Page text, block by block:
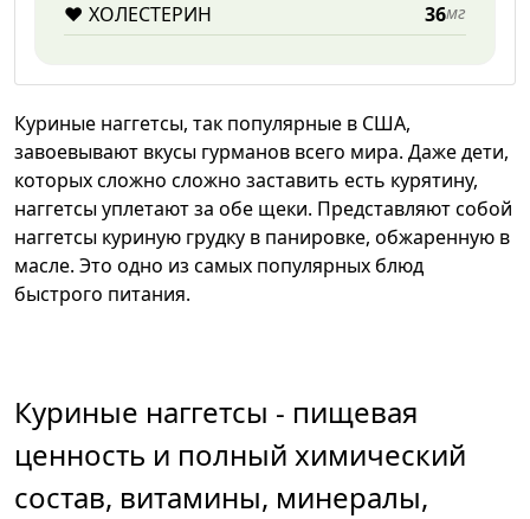
❤️ ХОЛЕСТЕРИН 36мг
Куриные наггетсы, так популярные в США,
завоевывают вкусы гурманов всего мира. Даже дети,
которых сложно сложно заставить есть курятину,
наггетсы уплетают за обе щеки. Представляют собой
наггетсы куриную грудку в панировке, обжаренную в
масле. Это одно из самых популярных блюд
быстрого питания.
Куриные наггетсы - пищевая
ценность и полный химический
состав, витамины, минералы,